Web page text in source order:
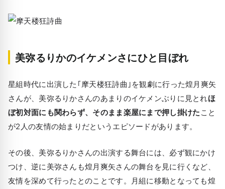
美弥るりかのイケメンさにひと目ぼれ
星組時代に出演した｢摩天楼狂詩曲｣を観劇に行った煌月爽矢
さんが、美弥るりかさんのあまりのイケメンぶりに見とれほ
ぼ初対面にも関わらず、そのまま楽屋にまで押し掛けた こと
が2人の友情の始まりだというエピソードがあります。
その後、美弥るりかさんの出演する舞台には、必ず観にかけ
つけ、逆に美弥さんも煌月爽矢さんの舞台を見に行くなど、
友情を深めて行ったとのことです。月組に移動となっても煌